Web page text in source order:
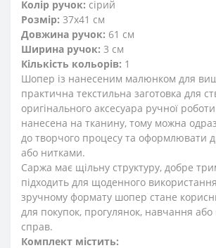
Колір ручок: сірий
Розмір: 37x41 см
Довжина ручок: 61 см
Ширина ручок: 3 см
Кількість кольорів: 1
Шопер із нанесеним малюнком для
практична текстильна заготовка для
оригінального аксесуара ручної
нанесена на тканину, тому можна
до творчого процесу та оформлювати
або нитками.
Саржа має щільну структуру, добре
підходить для щоденного
зручному формату шопер стане
для покупок, прогулянок, навчання
справ.
Комплект містить: